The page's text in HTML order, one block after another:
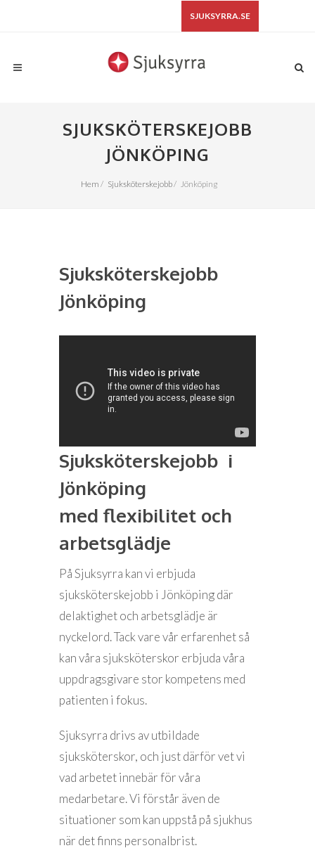
SJUKSYRRA.SE
SJUKSKÖTERSKEJOBB
JÖNKÖPING
Hem / Sjuksköterskejobb/ Jönköping
Sjuksköterskejobb
Jönköping
Sjuksköterskejobb i
Jönköping
med flexibilitet och
arbetsglädje
På Sjuksyrra kan vi erbjuda
sjuksköterskejobb i Jönköping där
delaktighet och arbetsglädje är
nyckelord. Tack vare vår erfarenhet så
kan våra sjuksköterskor erbjuda våra
uppdragsgivare stor kompetens med
patienten i fokus.
Sjuksyrra drivs av utbildade
sjuksköterskor, och just därför vet vi
vad arbetet innebär för våra
medarbetare. Vi förstår även de
situationer som kan uppstå på sjukhus
när det finns personalbrist.